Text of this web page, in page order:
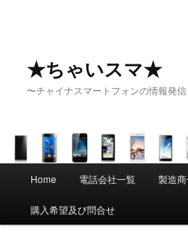
★ちゃいスマ★
〜チャイナスマートフォンの情報発
Skip to primary content
Skip to secondary content
Home 電話会社一覧 製造
購入希望及び問合せ